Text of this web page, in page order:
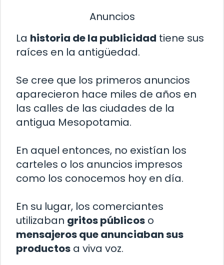
Anuncios
La historia de la publicidad tiene sus
raíces en la antigüedad.
Se cree que los primeros anuncios
aparecieron hace miles de años en
las calles de las ciudades de la
antigua Mesopotamia.
En aquel entonces, no existían los
carteles o los anuncios impresos
como los conocemos hoy en día.
En su lugar, los comerciantes
utilizaban gritos públicos o
mensajeros que anunciaban sus
productos a viva voz.